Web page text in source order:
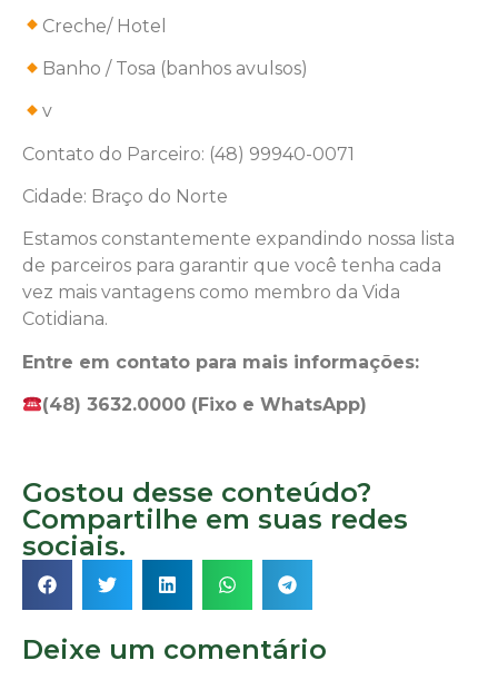
Creche/ Hotel
Banho / Tosa (banhos avulsos)
v
Contato do Parceiro: (48) 99940-0071
Cidade: Braço do Norte
Estamos constantemente expandindo nossa lista
de parceiros para garantir que você tenha cada
vez mais vantagens como membro da Vida
Cotidiana.
Entre em contato para mais informações:
(48) 3632.0000 (Fixo e WhatsApp)
Gostou desse conteúdo?
Compartilhe em suas redes
sociais.
Deixe um comentário